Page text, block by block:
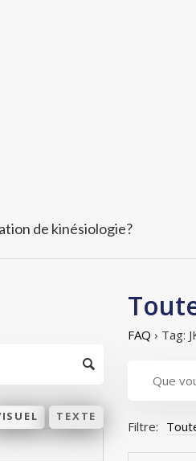
de kinésiologie?
TEXTE
FAQ › Tag:
Filtre: